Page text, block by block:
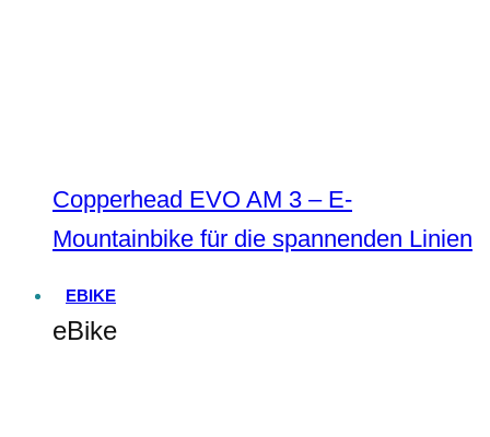
Copperhead EVO AM 3 – E-
Mountainbike für die spannenden Linien
EBIKE
eBike